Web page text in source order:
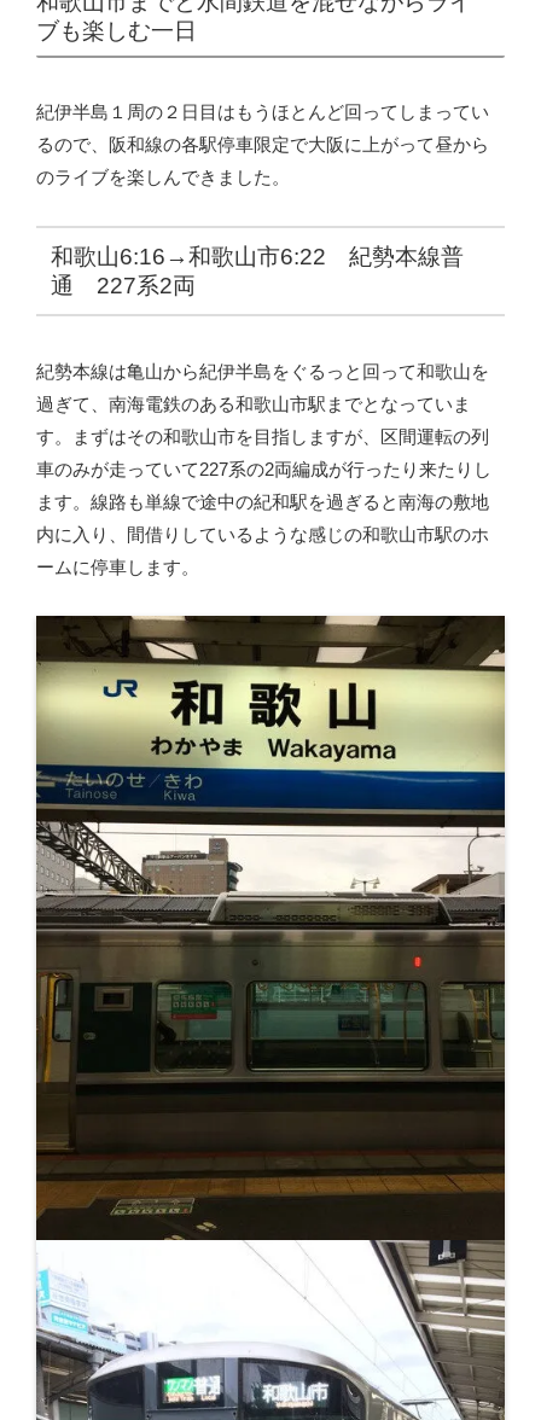
ブも楽しむ一日
紀伊半島１周の２日目はもうほとんど回ってしまってい
るので、阪和線の各駅停車限定で大阪に上がって昼から
のライブを楽しんできました。
和歌山6:16→和歌山市6:22 紀勢本線普
通 227系2両
紀勢本線は亀山から紀伊半島をぐるっと回って和歌山を
過ぎて、南海電鉄のある和歌山市駅までとなっていま
す。まずはその和歌山市を目指しますが、区間運転の列
車のみが走っていて227系の2両編成が行ったり来たりし
ます。線路も単線で途中の紀和駅を過ぎると南海の敷地
内に入り、間借りしているような感じの和歌山市駅のホ
ームに停車します。